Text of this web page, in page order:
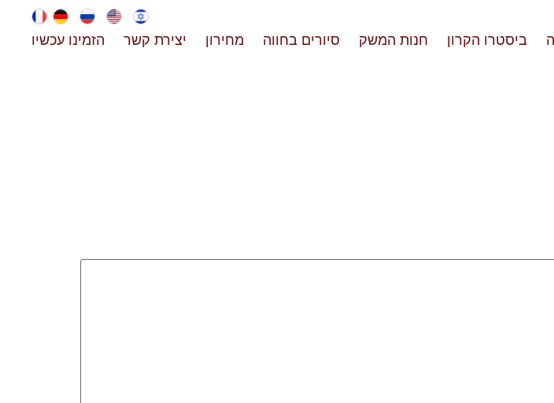
ביסטרו הקרון חנות המשק סיורים בחווה מחירון יצירת קשר הזמינו עכשיו